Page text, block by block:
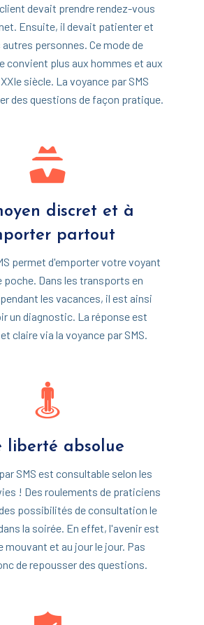
devait prendre rendez-vous
Ensuite, il devait patienter et
personnes. Ce mode de
convient plus aux hommes et aux
siècle. La voyance par SMS
des questions de façon pratique.
discret et à
partout
permet d'emporter votre voyant
poche. Dans les transports en
les vacances, il est ainsi
un diagnostic. La réponse est
claire via la voyance par SMS.
liberté absolue
SMS est consultable selon les
! Des roulements de praticiens
possibilités de consultation le
la soirée. En effet, l'avenir est
mouvant et au jour le jour. Pas
de repousser des questions.